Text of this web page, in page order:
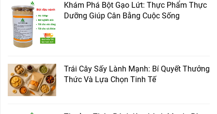
Khám Phá Bột Gạo Lứt: Thực Phẩm Thực
Dưỡng Giúp Cân Bằng Cuộc Sống
Trái Cây Sấy Lành Mạnh: Bí Quyết Thưởng
Thức Và Lựa Chọn Tinh Tế